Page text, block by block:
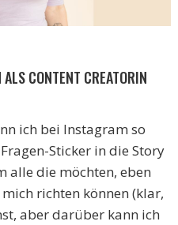
CONTENT CREATORIN
ich bei Instagram so
Sticker in die Story
alle die möchten, eben
richten können (klar,
aber darüber kann ich